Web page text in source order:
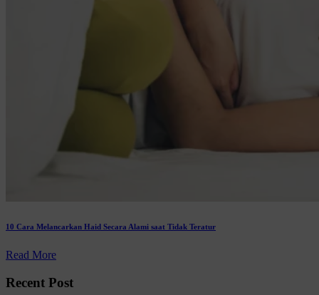
10 Cara Melancarkan Haid Secara Alami saat Tidak Teratur
Read More
Recent Post